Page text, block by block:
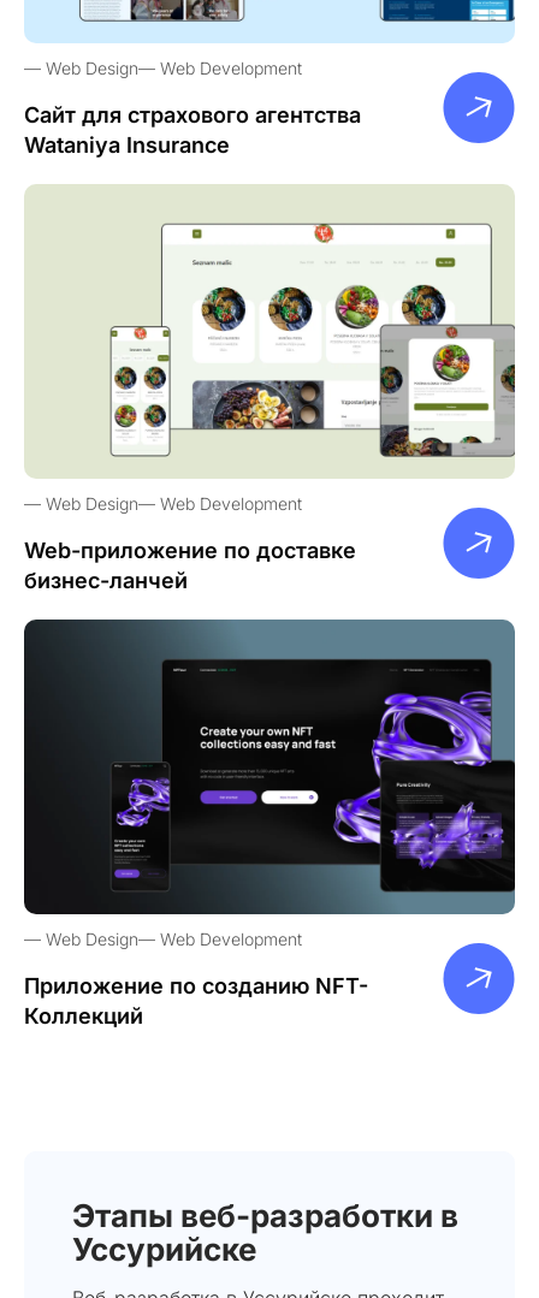
Web Design Web Development
Сайт для страхового агентства
Wataniya Insurance
Web Design Web Development
Web-приложение по доставке
бизнес-ланчей
Web Design Web Development
Приложение по созданию NFT-
Коллекций
Этапы веб-разработки в
Уссурийске